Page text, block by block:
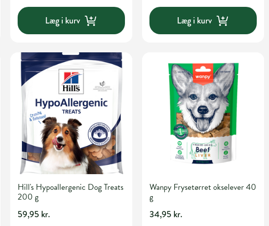
Læg i kurv Læg i kurv
Hill's Hypoallergenic Dog Treats
200 g
59,95 kr.
Wanpy Frysetørret okselever 40
g
34,95 kr.